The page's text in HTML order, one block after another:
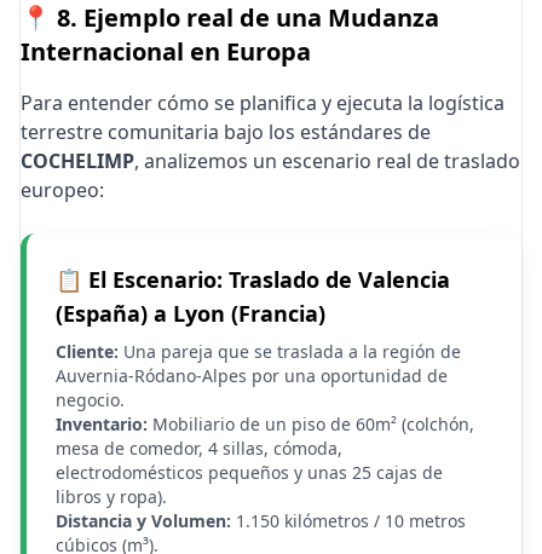
📍 8. Ejemplo real de una Mudanza
Internacional en Europa
Para entender cómo se planifica y ejecuta la logística
terrestre comunitaria bajo los estándares de
COCHELIMP, analizemos un escenario real de traslado
europeo:
📋 El Escenario: Traslado de Valencia
(España) a Lyon (Francia)
Cliente: Una pareja que se traslada a la región de
Auvernia-Ródano-Alpes por una oportunidad de
negocio.
Inventario: Mobiliario de un piso de 60m² (colchón,
mesa de comedor, 4 sillas, cómoda,
electrodomésticos pequeños y unas 25 cajas de
libros y ropa).
Distancia y Volumen: 1.150 kilómetros / 10 metros
cúbicos (m³).